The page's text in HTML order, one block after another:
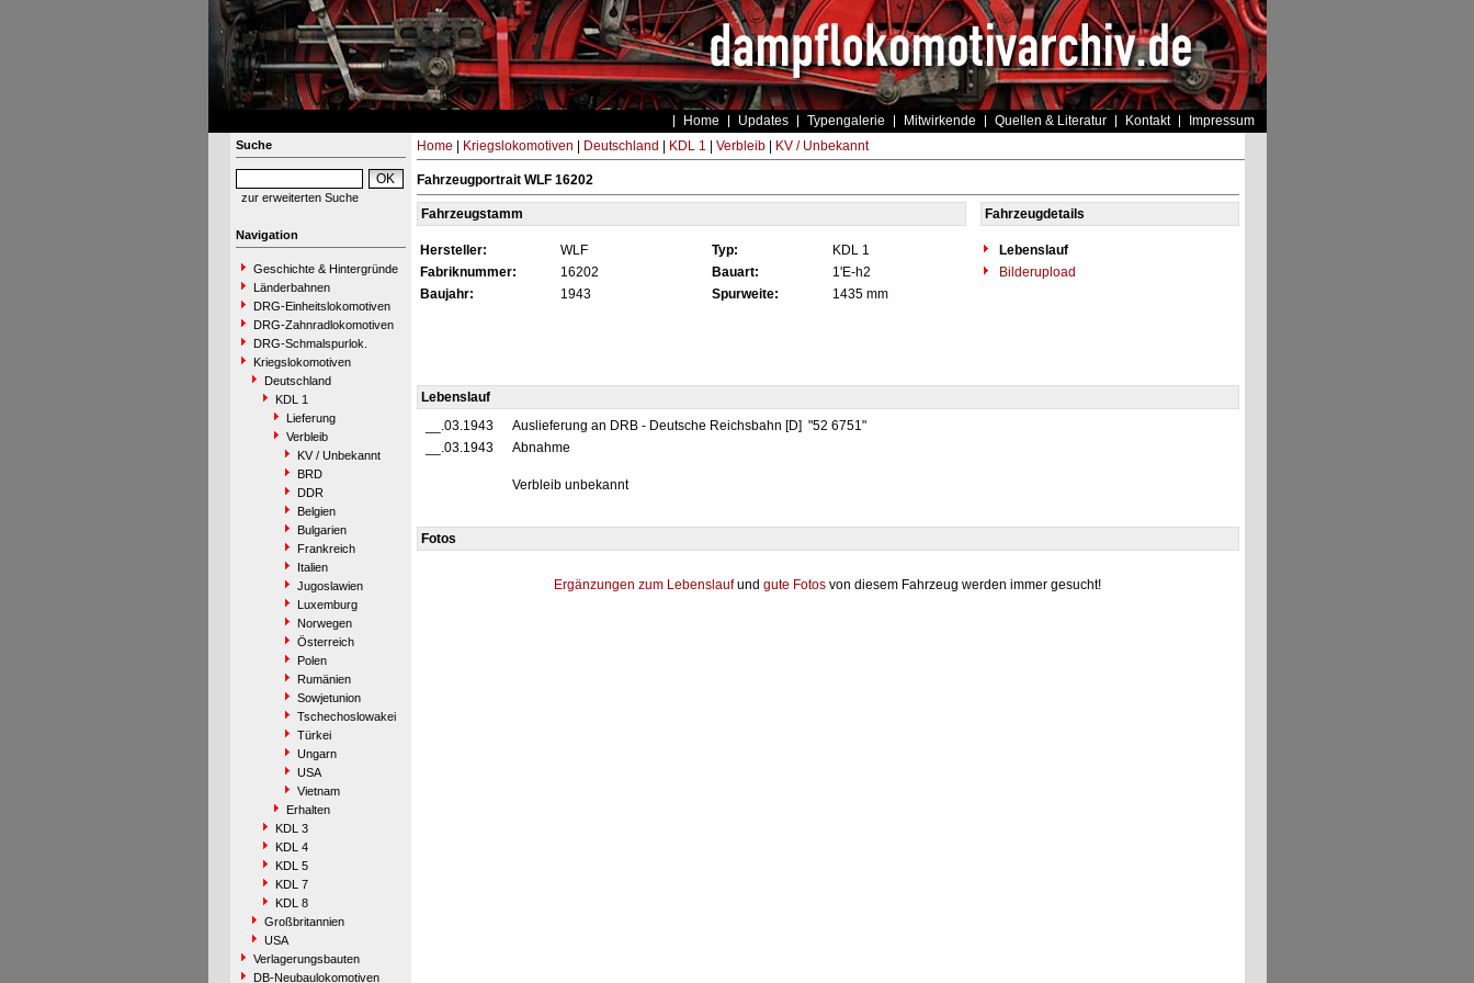
Home Updates Typengalerie Mitwirkende Quellen & Literatur Kontakt Impressum
Suche
zur erweiterten Suche
Navigation
Geschichte & Hintergründe
Länderbahnen
DRG-Einheitslokomotiven
DRG-Zahnradlokomotiven
DRG-Schmalspurlok.
Kriegslokomotiven
Deutschland
KDL 1
Lieferung
Verbleib
KV / Unbekannt
BRD
DDR
Belgien
Bulgarien
Frankreich
Italien
Jugoslawien
Luxemburg
Norwegen
Österreich
Polen
Rumänien
Sowjetunion
Tschechoslowakei
Türkei
Ungarn
USA
Vietnam
Erhalten
KDL 3
KDL 4
KDL 5
KDL 7
KDL 8
Großbritannien
USA
Verlagerungsbauten
DB-Neubaulokomotiven
Home Kriegslokomotiven Deutschland KDL 1 Verbleib| KV / Unbekannt
Fahrzeugportrait WLF 16202
Fahrzeugstamm Fahrzeugdetails
Hersteller: WLF Typ: KDL 1
Lebenslauf
Fabriknummer:
16202 Bauart: 1'E-h2
Bilderupload
Baujahr:
1943 Spurweite: 1435 mm
Lebenslauf
__.03.1943
Auslieferung an DRB - Deutsche Reichsbahn [D] "52 6751"
__.03.1943
Abnahme
Verbleib unbekannt
Fotos
Ergänzungen zum Lebenslaufund gute Fotos von diesem Fahrzeug werden immer gesucht!